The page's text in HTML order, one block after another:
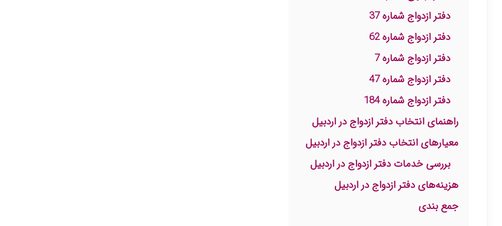
دفتر ازدواج شماره 37
دفتر ازدواج شماره 62
دفتر ازدواج شماره 7
دفتر ازدواج شماره 47
دفتر ازدواج شماره 184
راهنمای انتخاب دفتر ازدواج در اردبیل
معیارهای انتخاب دفتر ازدواج در اردبیل
بررسی خدمات دفتر ازدواج در اردبیل
هزینه‌های دفتر ازدواج در اردبیل
جمع بندی